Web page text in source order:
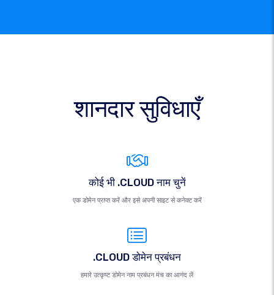
शानदार सुविधाएँ
कोई भी .CLOUD नाम चुनें
एक डोमेन प्राप्त करें और इसे अपनी साइट से कनेक्ट करें
.CLOUD डोमेन प्रबंधन
हमारे उत्कृष्ट डोमेन नाम प्रबंधन मंच का आनंद लें